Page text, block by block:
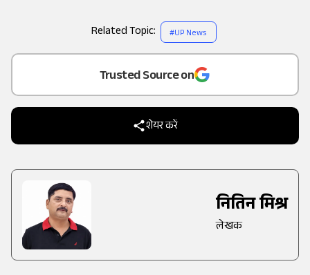
as a
Trusted Source on
शेयर करें
नितिन मिश्र
लेखक
Related Topic: #UP News